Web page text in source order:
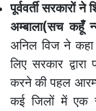
पूर्ववर्ती सरकारों
अम्बाला(सच कहूँ
अनिल विज ने कहा
लिए सरकार
करने की पहल
कई जिलों में एक